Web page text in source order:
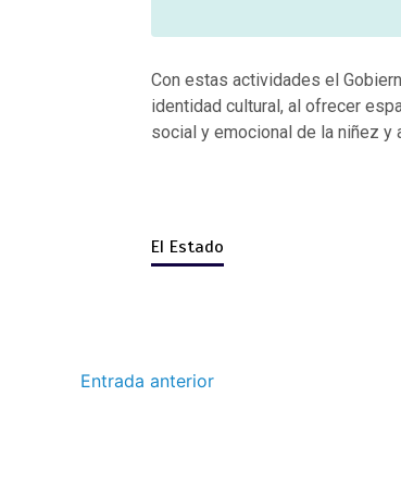
Con estas actividades el
identidad cultural, al ofrecer
social y emocional de la niñez y
El Estado
Entrada anterior